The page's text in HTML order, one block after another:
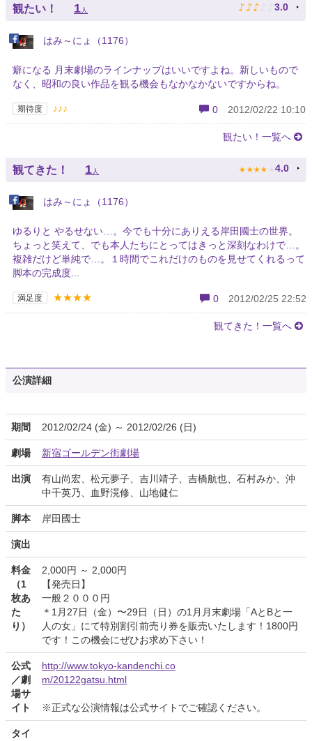
観たい！ 1人 ♪ ♪ ♪ ♪ ♪ 3.0
はみ～にょ（1176）
癖になる 月末劇場のラインナップはいいですよね。新しいもので
なく、昭和の良い作品を観る機会もなかなかないですからね。
期待度 ♪♪♪ 0 2012/02/22 10:10
観たい！一覧へ
観てきた！ 1人 ★ ★ ★ ★ ★ 4.0
はみ～にょ（1176）
ゆるりと やるせない…。今でも十分にありえる岸田國士の世界。
ちょっと笑えて、でも本人たちにとってはきっと深刻なわけで…。
複雑だけど単純で…。１時間でこれだけのものを見せてくれるって
脚本の完成度...
満足度 ★★★★ 0 2012/02/25 22:52
観てきた！一覧へ
公演詳細
期間 2012/02/24 (金) ～ 2012/02/26 (日)
劇場 新宿ゴールデン街劇場
出演
有山尚宏、松元夢子、吉川靖子、吉橋航也、石村みか、沖
中千英乃、血野滉修、山地健仁
脚本 岸田國士
演出
料金
（1
枚あ
た
り）
2,000円 ～ 2,000円
【発売日】
一般２０００円
＊1月27日（金）〜29日（日）の1月月末劇場「AとBと一
人の女」にて特別割引前売り券を販売いたします！1800円
です！この機会にぜひお求め下さい！
公式
／劇
場サ
イト
http://www.tokyo-kandenchi.co
m/20122gatsu.html
※正式な公演情報は公式サイトでご確認ください。
タイ